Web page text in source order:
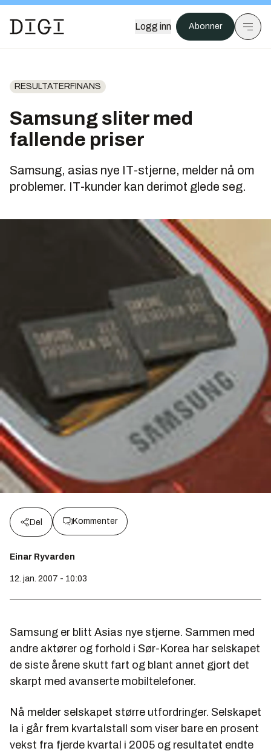
Logg inn Abonner
RESULTATERFINANS
Samsung sliter med
fallende priser
Samsung, asias nye IT-stjerne, melder nå om
problemer. IT-kunder kan derimot glede seg.
Del Kommenter
Einar Ryvarden
12. jan. 2007 - 10:03
Samsung er blitt Asias nye stjerne. Sammen med
andre aktører og forhold i Sør-Korea har selskapet
de siste årene skutt fart og blant annet gjort det
skarpt med avanserte mobiltelefoner.
Nå melder selskapet større utfordringer. Selskapet
la i går frem kvartalstall som viser bare en prosent
vekst fra fjerde kvartal i 2005 og resultatet endte